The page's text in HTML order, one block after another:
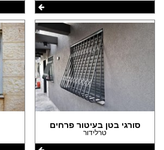
סורגי בטן בעיטור פרחים
טרלידור